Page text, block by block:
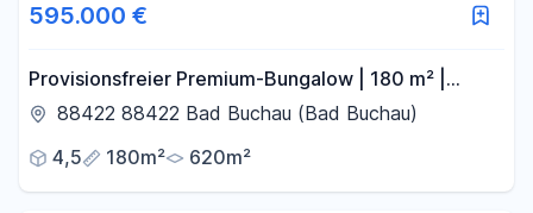
595.000 €
Provisionsfreier Premium-Bungalow | 180 m² |
Ausbaupotenzial | Doppelgarage | Ruhige Lage
88422 88422 Bad Buchau (Bad Buchau)
4,5
180m² 620m²